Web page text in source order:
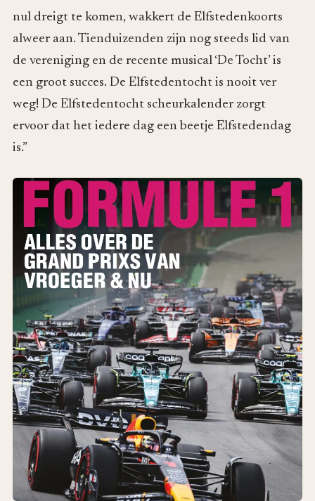
nul dreigt te komen, wakkert de Elfstedenkoorts
alweer aan. Tienduizenden zijn nog steeds lid van
de vereniging en de recente musical ‘De Tocht’ is
een groot succes. De Elfstedentocht is nooit ver
weg! De Elfstedentocht scheurkalender zorgt
ervoor dat het iedere dag een beetje Elfstedendag
is.”